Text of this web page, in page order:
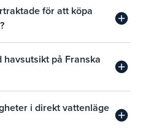
för att köpa
på Franska
i direkt vattenläge